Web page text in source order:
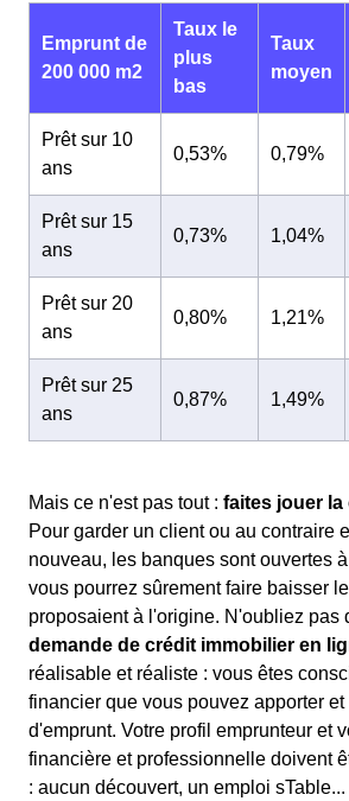
Emprunt de
200 000 m2
Taux le
plus
bas
Taux
moyen
Prêt sur 10
ans
0,53% 0,79%
Prêt sur 15
ans
0,73% 1,04%
Prêt sur 20
ans
0,80% 1,21%
Prêt sur 25
ans
0,87% 1,49%
Mais ce n'est pas tout : faites jouer
Pour garder un client ou au contraire
nouveau, les banques sont ouvertes
vous pourrez sûrement faire baisser
proposaient à l'origine. N'oubliez pas
demande de crédit immobilier en
réalisable et réaliste : vous êtes
financier que vous pouvez apporter
d'emprunt. Votre profil emprunteur et
financière et professionnelle doivent
: aucun découvert, un emploi